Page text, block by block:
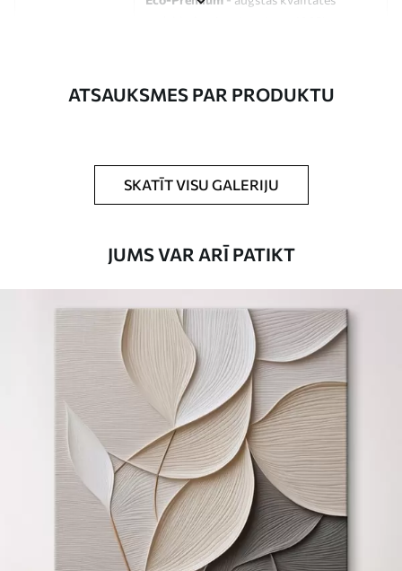
Jūs varat pievienot lakas pārklājumu.
No15.00€
Eco-Premium
.00
ATSAUKSMES PAR PRODUKTU
SKATĪT VISU GALERIJU
JUMS VAR ARĪ PATIKT